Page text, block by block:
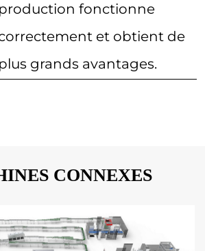
production fonctionne
et obtient de
plus grands avantages.
CONNEXES